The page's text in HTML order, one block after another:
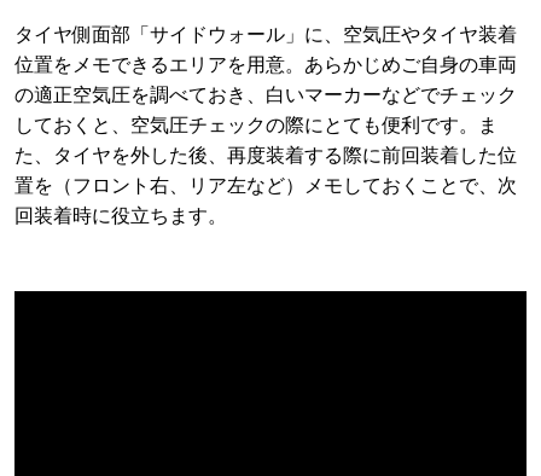
タイヤ側面部「サイドウォール」に、空気圧やタイヤ装着
位置をメモできるエリアを用意。あらかじめご自身の車両
の適正空気圧を調べておき、白いマーカーなどでチェック
しておくと、空気圧チェックの際にとても便利です。ま
た、タイヤを外した後、再度装着する際に前回装着した位
置を（フロント右、リア左など）メモしておくことで、次
回装着時に役立ちます。